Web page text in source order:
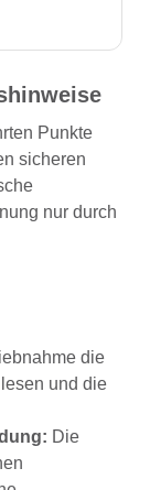
Punkte
sicheren
nur durch
die
und die
Die